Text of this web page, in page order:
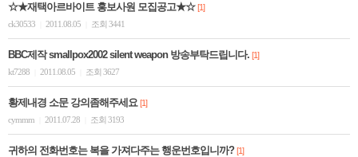
☆★재택아르바이트 홍보사원 모집공고★☆ [1]
ck30533
2011.08.05 조회 3441
BBC제작 smallpox2002 silent weapon 방송부탁드립니다. [1]
kt7288
2011.08.05 조회 3627
황제내경 소문 강의좀해주세요 [1]
cymmm
2011.07.28 조회 3193
귀하의 전화번호는 복을 가져다주는 행운번호입니까? [1]